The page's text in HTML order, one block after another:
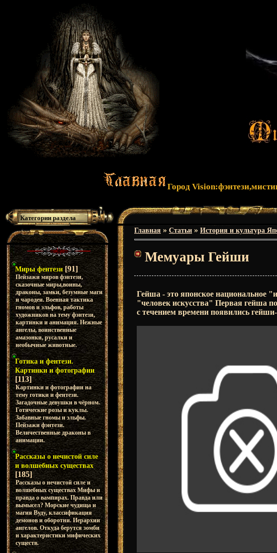
Город
Категории раздела
Миры фентези [91]
Пейзажи миров фэнтези,
сказочные миры,воины,
драконы, замки, безумные маги
и чародеи. Военная тактика
гномов и эльфов, работы
художников на тему фэнтези,
картинки и анимация. Нежные
ангелы, воинственные
амазонки, русалки и
необычные животные.
Готика и фентези.
Картинки и фотографии
[113]
Картинки и фотографии на
тему готики и фентези.
Загадочные девушки в чёрном.
Готические розы и куклы.
Забавные гномы и эльфы.
Пейзажи фэнтези.
Величественные драконы в
анимации.
Рассказы о нечистой силе
и волшебных существах
[185]
Рассказы о нечистой силе и
волшебных существах Мифы и
правда о вампирах. Правда или
вымысел? Морские чудища и
магия Вуду, классификация
демонов и оборотни. Иерархии
ангелов. Откуда берутся зомби
и характеристики мифических
существ.
Главная » Статьи » История и культура
Мемуары Гейши
Гейша - это японское национальное
"человек искусства" Первая гейша
с течением времени появились